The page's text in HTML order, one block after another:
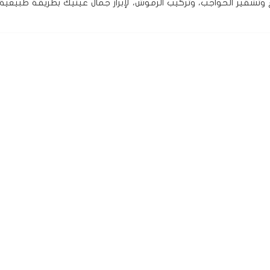
الحواجب، وتركيب الرموش، لإبراز جمال عينيك بطريقة